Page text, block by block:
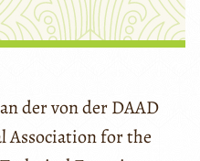
der von der DAAD
Association for the